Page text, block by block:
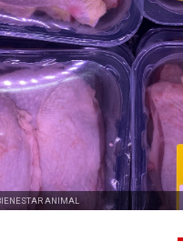
ANIMAL